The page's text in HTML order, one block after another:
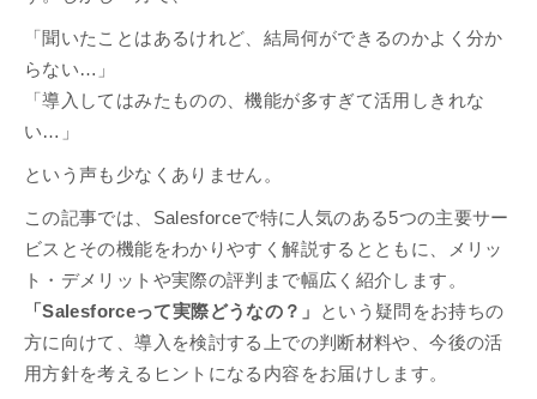
「聞いたことはあるけれど、結局何ができるのかよく分か
らない…」
「導入してはみたものの、機能が多すぎて活用しきれな
い…」
という声も少なくありません。
この記事では、Salesforceで特に人気のある5つの主要サー
ビスとその機能をわかりやすく解説するとともに、メリッ
ト・デメリットや実際の評判まで幅広く紹介します。
「Salesforceって実際どうなの？」
という疑問をお持ちの
方に向けて、導入を検討する上での判断材料や、今後の活
用方針を考えるヒントになる内容をお届けします。